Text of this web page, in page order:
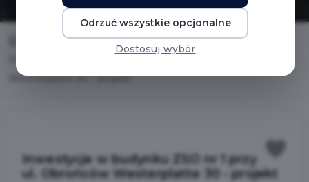
Inwestycje
Westerplatte 30 - projekt
Inwestycje w budynku ZSO nr 1 przy
ul. Obrońców Westerplatte 30 - projekt
Odrzuć wszystkie opcjonalne
Dostosuj wybór